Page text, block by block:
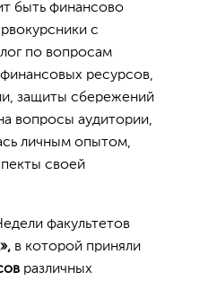
быть финансово
с
по вопросам
ресурсов,
защиты сбережений
вопросы аудитории,
личным опытом,
своей
факультетов
в которой приняли
различных